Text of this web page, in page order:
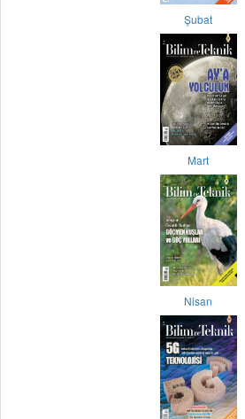
Şubat
Mart
Nisan